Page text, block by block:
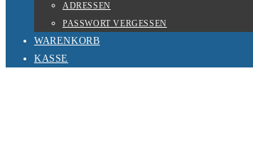
ADRESSEN
PASSWORT VERGESSEN
WARENKORB
KASSE